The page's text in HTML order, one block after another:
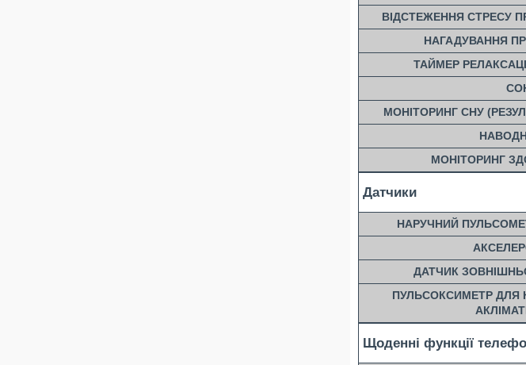
ВІДСТЕЖЕННЯ СТРЕСУ
НАГАДУВАННЯ
ТАЙМЕР
МОНІТОРИНГ СНУ
МОНІТОРИНГ
Датчики
НАРУЧНИЙ
ДАТЧИК
ПУЛЬСОКСИМЕТР ДЛЯ
Щоденні функції